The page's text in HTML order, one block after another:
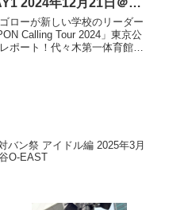
2024年12月21日＠国
競技場第一体育館
ローが新しい学校のリーダー
Calling Tour 2024」東京公
ポート！代々木第一体育館を
バン祭 アイドル編 2025年3月
O-EAST